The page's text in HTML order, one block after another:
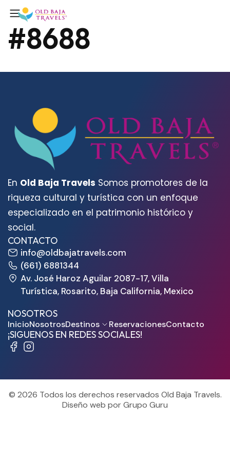
#8688
En Old Baja Travels Somos promotores de la
riqueza cultural y turística con un enfoque
especializado en el patrimonio histórico y
social.
CONTACTO
info@oldbajatravels.com
(661) 6881344
Av. José Haroz Aguilar 2087-17, Villa
Turística, Rosarito, Baja California, Mexico
NOSOTROS
InicioNosotrosDestinos ReservacionesContacto
¡SIGUENOS EN REDES SOCIALES!
© 2026 Todos los derechos reservados Old Baja Travels.
Diseño web por Grupo Guru